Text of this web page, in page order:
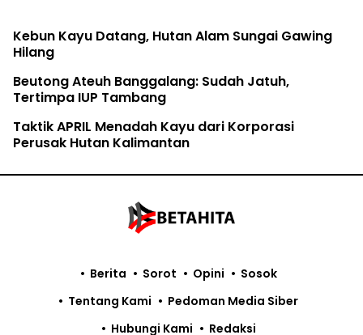
Kebun Kayu Datang, Hutan Alam Sungai Gawing
Hilang
Beutong Ateuh Banggalang: Sudah Jatuh,
Tertimpa IUP Tambang
Taktik APRIL Menadah Kayu dari Korporasi
Perusak Hutan Kalimantan
Berita Sorot Opini
Sosok
Tentang Kami
Pedoman Media Siber
Hubungi Kami
Redaksi